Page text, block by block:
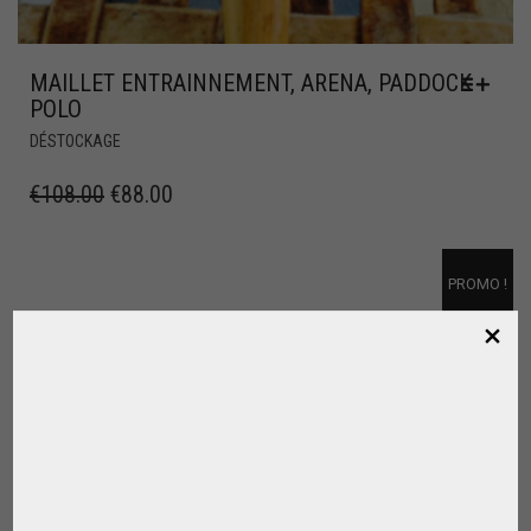
MAILLET ENTRAINNEMENT, ARENA, PADDOCK
POLO
DÉSTOCKAGE
€108.00 €88.00
PROMO !